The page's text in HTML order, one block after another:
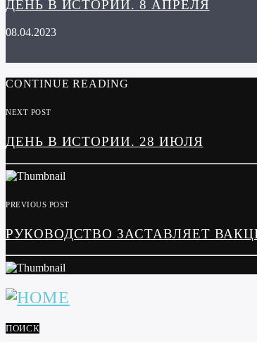
ДЕНЬ В ИСТОРИИ. 8 АПРЕЛЯ
08.04.2023
CONTINUE READING
NEXT POST
ДЕНЬ В ИСТОРИИ. 28 ИЮЛЯ
PREVIOUS POST
РУКОВОДСТВО ЗАСТАВЛЯЕТ
ПОИСК